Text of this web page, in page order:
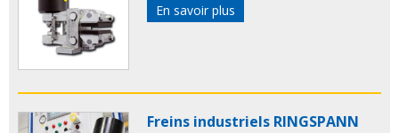
En savoir plus
Freins industriels RINGSPANN